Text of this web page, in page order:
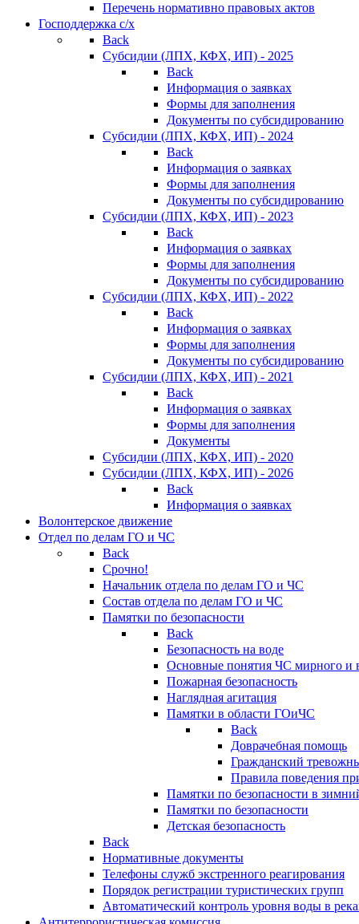
Перечень нормативно правовых актов
Господдержка с/х
Back
Субсидии (ЛПХ, КФХ, ИП) - 2025
Back
Информация о заявках
Формы для заполнения
Документы по субсидированию
Субсидии (ЛПХ, КФХ, ИП) - 2024
Back
Информация о заявках
Формы для заполнения
Документы по субсидированию
Субсидии (ЛПХ, КФХ, ИП) - 2023
Back
Информация о заявках
Формы для заполнения
Документы по субсидированию
Субсидии (ЛПХ, КФХ, ИП) - 2022
Back
Информация о заявках
Формы для заполнения
Документы по субсидированию
Субсидии (ЛПХ, КФХ, ИП) - 2021
Back
Информация о заявках
Формы для заполнения
Документы
Субсидии (ЛПХ, КФХ, ИП) - 2020
Субсидии (ЛПХ, КФХ, ИП) - 2026
Back
Информация о заявках
Волонтерское движение
Отдел по делам ГО и ЧС
Back
Срочно!
Начальник отдела по делам ГО и ЧС
Состав отдела по делам ГО и ЧС
Памятки по безопасности
Back
Безопасность на воде
Основные понятия ЧС мирного и
Пожарная безопасность
Наглядная агитация
Памятки в области ГОиЧС
Back
Доврачебная помощь
Гражданский
Правила поведения
Памятки по безопасности в
Памятки по безопасности
Детская безопасность
Back
Нормативные документы
Телефоны служб экстренного реагирования
Порядок регистрации туристических групп
Автоматический контроль уровня воды в